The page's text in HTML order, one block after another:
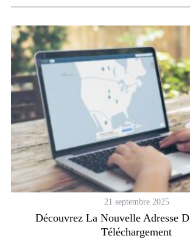
21 septembre 2025
Découvrez La Nouvelle Adresse
Téléchargement